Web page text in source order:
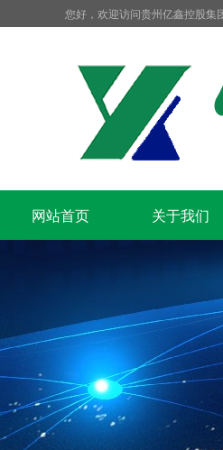
您好，欢迎访问贵州亿鑫控股集
网站首页 关于我们